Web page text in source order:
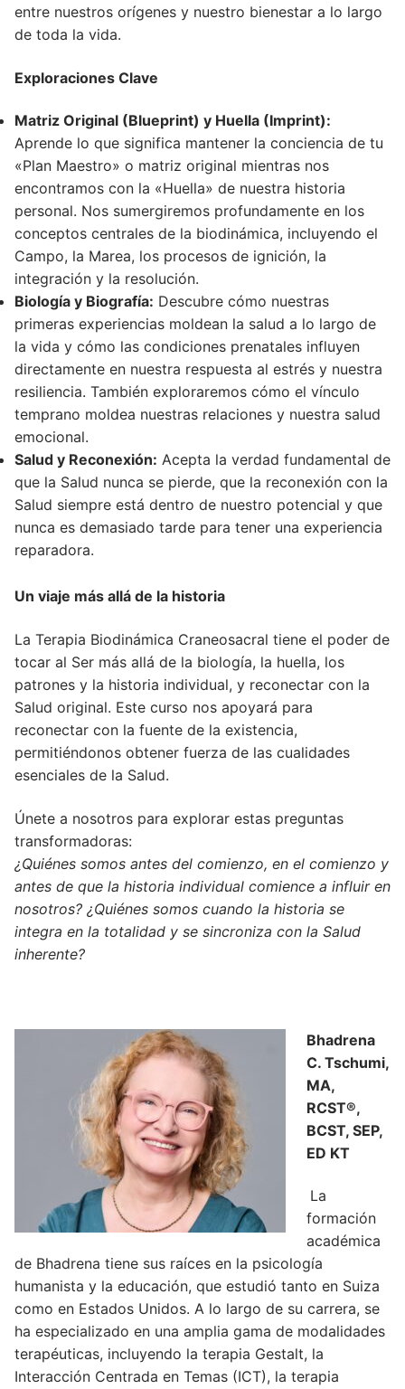
entre nuestros orígenes y nuestro bienestar a lo largo
de toda la vida.
Exploraciones Clave
Matriz Original (Blueprint) y Huella (Imprint):
Aprende lo que significa mantener la conciencia de tu
«Plan Maestro» o matriz original mientras nos
encontramos con la «Huella» de nuestra historia
personal. Nos sumergiremos profundamente en los
conceptos centrales de la biodinámica, incluyendo el
Campo, la Marea, los procesos de ignición, la
integración y la resolución.
Biología y Biografía: Descubre cómo nuestras
primeras experiencias moldean la salud a lo largo de
la vida y cómo las condiciones prenatales influyen
directamente en nuestra respuesta al estrés y nuestra
resiliencia. También exploraremos cómo el vínculo
temprano moldea nuestras relaciones y nuestra salud
emocional.
Salud y Reconexión: Acepta la verdad fundamental de
que la Salud nunca se pierde, que la reconexión con la
Salud siempre está dentro de nuestro potencial y que
nunca es demasiado tarde para tener una experiencia
reparadora.
Un viaje más allá de la historia
La Terapia Biodinámica Craneosacral tiene el poder de
tocar al Ser más allá de la biología, la huella, los
patrones y la historia individual, y reconectar con la
Salud original. Este curso nos apoyará para
reconectar con la fuente de la existencia,
permitiéndonos obtener fuerza de las cualidades
esenciales de la Salud.
Únete a nosotros para explorar estas preguntas
transformadoras:
¿Quiénes somos antes del comienzo, en el comienzo y
antes de que la historia individual comience a influir en
nosotros? ¿Quiénes somos cuando la historia se
integra en la totalidad y se sincroniza con la Salud
inherente?
Bhadrena
C. Tschumi,
MA,
RCST®,
BCST, SEP,
ED KT
La
formación
académica
de Bhadrena tiene sus raíces en la psicología
humanista y la educación, que estudió tanto en Suiza
como en Estados Unidos. A lo largo de su carrera, se
ha especializado en una amplia gama de modalidades
terapéuticas, incluyendo la terapia Gestalt, la
Interacción Centrada en Temas (ICT), la terapia